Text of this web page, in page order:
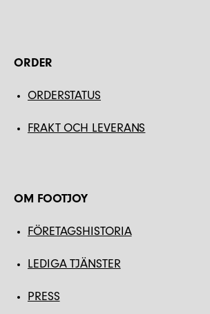
ORDER
ORDERSTATUS
FRAKT OCH LEVERANS
OM FOOTJOY
FÖRETAGSHISTORIA
LEDIGA TJÄNSTER
PRESS